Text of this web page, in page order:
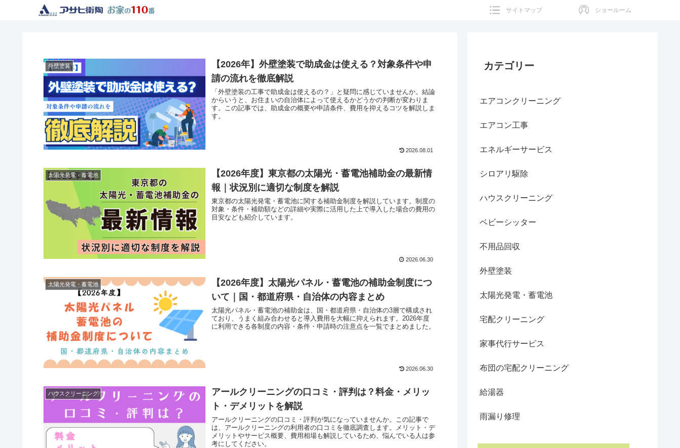
サイトマップ ショールーム
外壁塗装
【2026年】外壁塗装で助成金は使える？対象条件や申
請の流れを徹底解説
「外壁塗装の工事で助成金は使えるの？」と疑問に感じていませんか。結論
からいうと、お住まいの自治体によって使えるかどうかの判断が変わりま
す。この記事では、助成金の概要や申請条件、費用を抑えるコツを解説しま
す。
2026.08.01
太陽光発電・蓄電池
【2026年度】東京都の太陽光・蓄電池補助金の最新情
報｜状況別に適切な制度を解説
東京都の太陽光発電・蓄電池に関する補助金制度を解説しています。制度の
対象・条件・補助額などの詳細や実際に活用した上で導入した場合の費用の
目安なども紹介しています。
2026.06.30
太陽光発電・蓄電池
【2026年度】太陽光パネル・蓄電池の補助金制度につ
いて｜国・都道府県・自治体の内容まとめ
太陽光パネル・蓄電池の補助金は、国・都道府県・自治体の3層で構成され
ており、うまく組み合わせると導入費用を大幅に抑えられます。2026年度
に利用できる各制度の内容・条件・申請時の注意点を一覧でまとめました。
2026.06.30
ハウスクリーニング
アールクリーニングの口コミ・評判は？料金・メリッ
ト・デメリットを解説
アールクリーニングの口コミ・評判が気になっていませんか。この記事で
は、アールクリーニングの利用者の口コミを徹底調査します。メリット・デ
メリットやサービス概要、費用相場も解説しているため、悩んでいる人は参
考にしてください。
カテゴリー
エアコンクリーニング
エアコン工事
エネルギーサービス
シロアリ駆除
ハウスクリーニング
ベビーシッター
不用品回収
外壁塗装
太陽光発電・蓄電池
宅配クリーニング
家事代行サービス
布団の宅配クリーニング
給湯器
雨漏り修理